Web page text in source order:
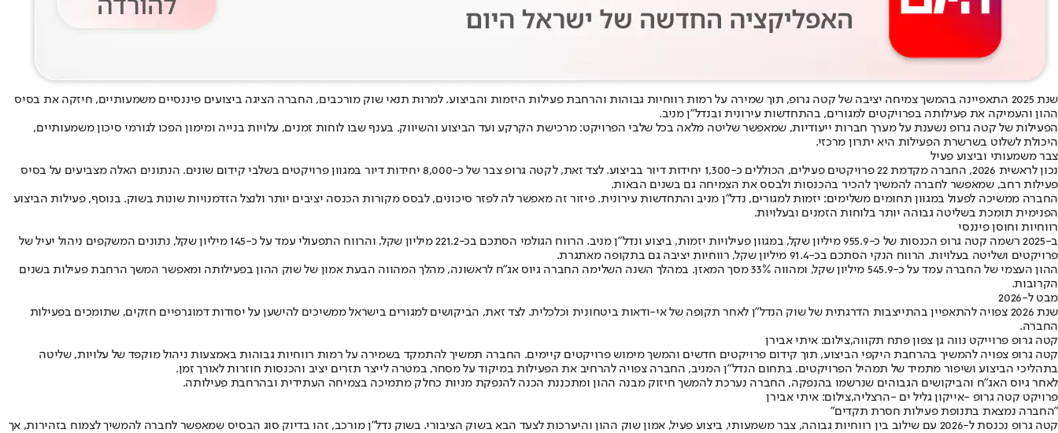
שנת 2025 התאפיינה בהמשך צמיחה יציבה של קטה גרופ, תוך שמירה על רמות רווחיות גבוהות והרחבת פעילות היזמות והביצוע. למרות תנאי שוק מורכבים, החברה הציגה ביצועים פיננסיים משמעותיים, חיזקה את בסיס
ההון והעמיקה את פעילותה בפרויקטים למגורים, בהתחדשות עירונית ובנדל"ן מניב.
הפעילות של קטה גרופ נשענת על מערך חברות ייעודיות, שמאפשר שליטה מלאה בכל שלבי הפרויקט: מרכישת הקרקע ועד הביצוע והשיווק. בענף שבו לוחות זמנים, עלויות בנייה ומימון הפכו לגורמי סיכון משמעותיים,
היכולת לשלוט בשרשרת הפעילות היא יתרון מרכזי.
צבר משמעותי וביצוע פעיל
נכון לראשית 2026, החברה מקדמת 22 פרויקטים פעילים, הכוללים כ-1,300 יחידות דיור בביצוע. לצד זאת, לקטה גרופ צבר של כ-8,000 יחידות דיור במגוון פרויקטים בשלבי קידום שונים. הנתונים האלה מצביעים על בסיס
פעילות רחב, שמאפשר לחברה להמשיך להכיר בהכנסות ולבסס את הצמיחה גם בשנים הבאות.
החברה ממשיכה לפעול במגוון תחומים משלימים: יזמות למגורים, נדל"ן מניב והתחדשות עירונית. פיזור זה מאפשר לה לפזר סיכונים, לבסס מקורות הכנסה יציבים יותר ולנצל הזדמנויות שונות בשוק. בנוסף, פעילות הביצוע
הפנימית תומכת בשליטה גבוהה יותר בלוחות הזמנים ובעלויות.
רווחיות וחוסן פיננסי
ב-2025 רשמה קטה גרופ הכנסות של כ-955.9 מיליון שקל, במגוון פעילויות יזמות, ביצוע ונדל"ן מניב. הרווח הגולמי הסתכם בכ-221.2 מיליון שקל, והרווח התפעולי עמד על כ-145 מיליון שקל, נתונים המשקפים ניהול יעיל של
פרויקטים ושליטה בעלויות. הרווח הנקי הסתכם בכ-91.4 מיליון שקל, רווחיות יציבה גם בתקופה מאתגרת.
ההון העצמי של החברה עמד על כ-545.9 מיליון שקל, ומהווה 33% מסך המאזן. במהלך השנה השלימה החברה גיוס אג"ח לראשונה, מהלך המהווה הבעת אמון של שוק ההון בפעילותה ומאפשר המשך הרחבת פעילות בשנים
הקרובות.
מבט ל-2026
שנת 2026 צפויה להתאפיין בהתייצבות הדרגתית של שוק הנדל"ן לאחר תקופה של אי-ודאות ביטחונית וכלכלית. לצד זאת, הביקושים למגורים בישראל ממשיכים להישען על יסודות דמוגרפיים חזקים, שתומכים בפעילות
החברה.
קטה גרופ פרוייקט נווה גן צפון פתח תקווה,צילום: איתי אבירן
קטה גרופ צפויה להמשיך בהרחבת היקפי הביצוע, תוך קידום פרויקטים חדשים והמשך מימוש פרויקטים קיימים. החברה תמשיך להתמקד בשמירה על רמות רווחיות גבוהות באמצעות ניהול מוקפד של עלויות, שליטה
בתהליכי הביצוע ושיפור מתמיד של תמהיל הפרויקטים. בתחום הנדל"ן המניב, החברה צפויה להרחיב את הפעילות במיקוד על מסחר, במטרה לייצר תזרים יציב והכנסות חוזרות לאורך זמן.
לאחר גיוס האג"ח והביקושים הגבוהים שנרשמו בהנפקה, החברה נערכת להמשך חיזוק מבנה ההון ומתכננת הכנה להנפקת מניות כחלק מתמיכה בצמיחה העתידית ובהרחבת פעילותה.
פרויקט קטה גרופ -אייקון גליל ים -הרצליה,צילום: איתי אבירן
"החברה נמצאת בתנופת פעילות חסרת תקדים"
קטה גרופ נכנסת ל-2026 עם שילוב בין רווחיות גבוהה, צבר משמעותי, ביצוע פעיל, אמון שוק ההון והיערכות לצעד הבא בשוק הציבורי. בשוק נדל"ן מורכב, זהו בדיוק סוג הבסיס שמאפשר לחברה להמשיך לצמוח בזהירות, אך